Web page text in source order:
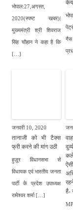
भोपाल:27,अगस्त,
2020(स्पष्ट खबर)|
मुख्यमंत्री श्री शिवराज
सिंह चौहान ने कहा है कि
[…]
गैस
जनवरी 10, 2020
तानाजी को भी टैक्स
फ्री करने की मांग उठी
हुज़ूर विधानसभा से
विधायक एवं भारतीय जनता
पार्टी के प्रदेश उपाध्यक्ष
रामेश्वर शर्मा […]
है-